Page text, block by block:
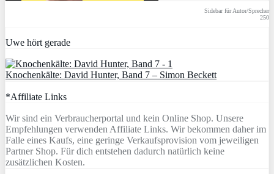
Sidebar für Autor/Sprecher
250
Uwe hört gerade
Knochenkälte: David Hunter, Band 7 – Simon Beckett
*Affiliate Links
Wir sind ein Verbraucherportal und kein Online Shop. Unsere
Empfehlungen verwenden Affiliate Links. Wir bekommen daher im
Falle eines Kaufs, eine geringe Verkaufsprovision vom jeweiligen
Partner Shop. Für dich entstehen dadurch natürlich keine
zusätzlichen Kosten.